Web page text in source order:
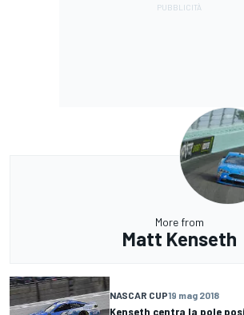
More from
Matt Kenseth
NASCAR CUP19 mag 2018
Kenseth centra la pole